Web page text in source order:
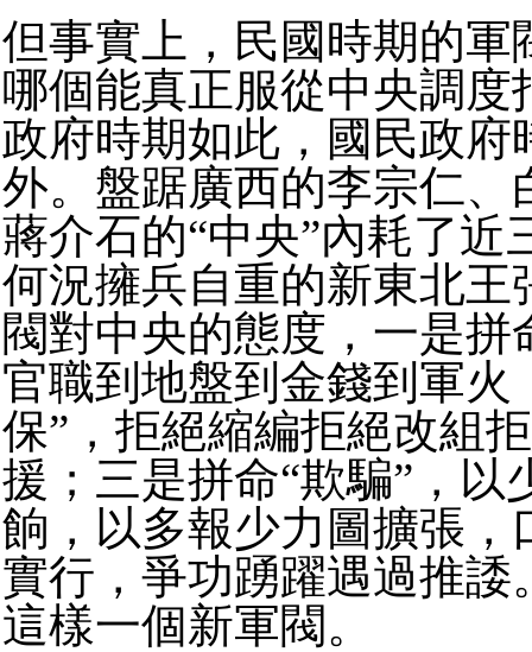
但事實上，民國時期的軍
哪個能真正服從中央調度
政府時期如此，國民政府
外。 盤踞廣西的李宗仁、
蔣介石的“中央”內耗了近
何況擁兵自重的新東北王
閥對中央的態度，一是拼
官職到地盤到金錢到軍火
保”，拒絕縮編拒絕改組
援；三是拼命“欺騙”，以
餉，以多報少力圖擴張，
實行，爭功踴躍遇過推諉
這樣一個新軍閥。